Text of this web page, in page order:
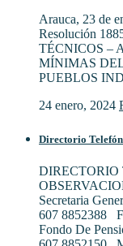
Arauca, 23 de
Resolución
TÉCNICOS –
MÍNIMAS
PUEBLOS
24 enero, 2024
Directorio
DIRECTORIO
Secretaria
607 8852388
Fondo De